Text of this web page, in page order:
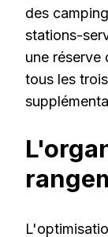
des
stations-
une réserve
tous les